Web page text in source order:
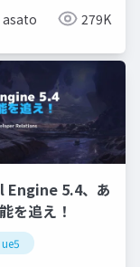
asato 279K
ゲーム制作
Engine 5.4、あ
を追え！
ue5